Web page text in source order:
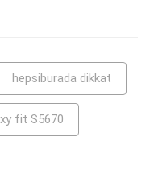
hepsiburada dikkat
fit S5670